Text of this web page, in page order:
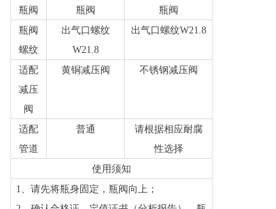
瓶阀
瓶阀
瓶阀
瓶阀
螺纹
出气口螺纹
W21.8
出气口螺纹W21.8
适配
减压
阀
黄铜减压阀 不锈钢减压阀
适配
管道
普通
请根据相应耐腐
性选择
使用须知
1、请先将瓶身固定，瓶阀向上；